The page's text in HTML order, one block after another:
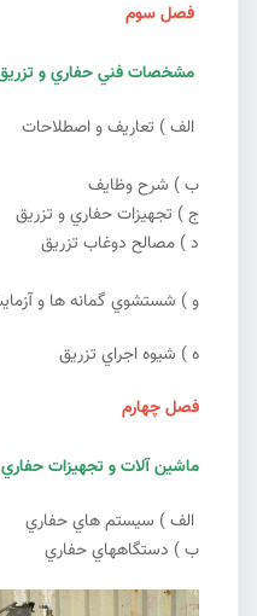
فصل سوم
مشخصات فني حفاري و
الف )
ب ) شرح وظايف
ج ) تجهيزات حفاري و تزريق
د ) مصالح
و ) شستشوي گمانه ها و
ه ) شيوه اجراي تزريق
فصل چهارم
ماشين آلات و تجهيزات
الف ) سيستم هاي حفاري
ب ) دستگاههاي حفاري